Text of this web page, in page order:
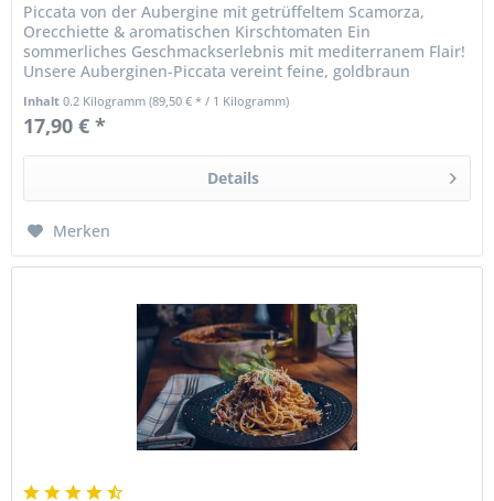
Piccata von der Aubergine mit getrüffeltem Scamorza,
Orecchiette & aromatischen Kirschtomaten Ein
sommerliches Geschmackserlebnis mit mediterranem Flair!
Unsere Auberginen-Piccata vereint feine, goldbraun
Inhalt0.2 Kilogramm(89,50 € * / 1 Kilogramm)
17,90 € *
Details
Merken